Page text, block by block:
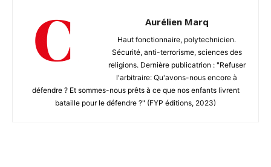
Aurélien Marq
Haut fonctionnaire, polytechnicien.
Sécurité, anti-terrorisme, sciences des
religions. Dernière publicatrion : "Refuser
l'arbitraire: Qu'avons-nous encore à
défendre ? Et sommes-nous prêts à ce que nos enfants livrent
bataille pour le défendre ?" (FYP éditions, 2023)